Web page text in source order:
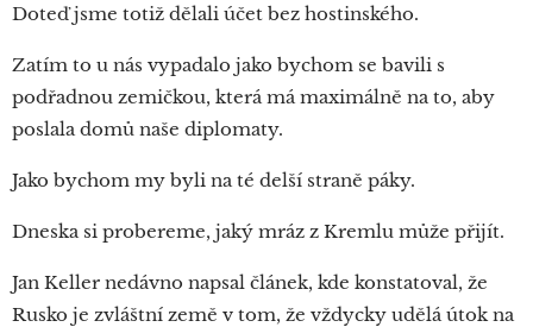
Doteď jsme totiž dělali účet bez hostinského.
Zatím to u nás vypadalo jako bychom se bavili s
podřadnou zemičkou, která má maximálně na to, aby
poslala domů naše diplomaty.
Jako bychom my byli na té delší straně páky.
Dneska si probereme, jaký mráz z Kremlu může přijít.
Jan Keller nedávno napsal článek, kde konstatoval, že
Rusko je zvláštní země v tom, že vždycky udělá útok na